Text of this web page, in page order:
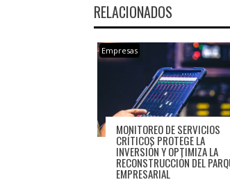
RELACIONADOS
Empresas
MONITOREO DE SERVICIOS
CRÍTICOS PROTEGE LA
INVERSIÓN Y OPTIMIZA LA
RECONSTRUCCIÓN DEL
EMPRESARIAL